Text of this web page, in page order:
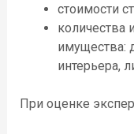
стоимости
количества и
имущества:
интерьера,
При оценке